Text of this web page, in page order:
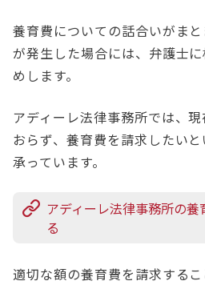
養育費についての話合いがま
が発生した場合には、弁護士
めします。
アディーレ法律事務所では、
おらず、養育費を請求したい
承っています。
アディーレ法律事務所の
る
適切な額の養育費を請求する